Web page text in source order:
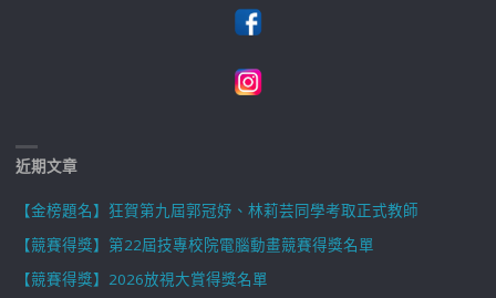
近期文章
【金榜題名】狂賀第九屆郭冠妤、林莉芸同學考取正式教師
【競賽得獎】第22屆技專校院電腦動畫競賽得獎名單
【競賽得獎】2026放視大賞得獎名單